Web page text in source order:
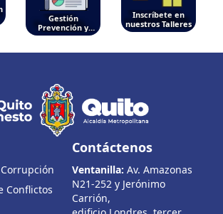
Gestión
Prevención y
Control
Inscríbete en
nuestros Talleres
Conflictos
Contáctenos
Ventanilla: Av. Amazonas
N21-252 y Jerónimo
Carrión,